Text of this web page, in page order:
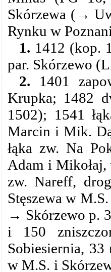
,Skorossewki
Skoroszewo
,Skorzewo Magna ,
Skorzewo Minor
Skórzewa (→
Rynku w
1. 1412 (kop.
par. Skórzewo
2. 1401
Krupka; 1482
1502); 1541
Marcin i Mik.
łąka zw. Na
Adam i
zw. Nareff,
Stęszewa w
→ Skórzewo p.
i 150
Sobiesiernia,
w M.S. i